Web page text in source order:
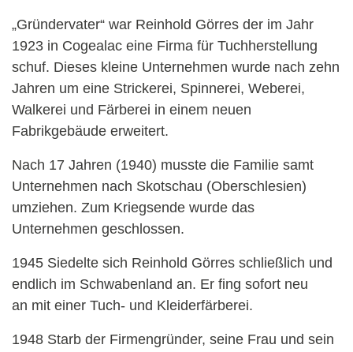
„Gründervater“ war Reinhold Görres der im Jahr
1923 in Cogealac eine Firma für Tuchherstellung
schuf. Dieses kleine Unternehmen wurde nach zehn
Jahren um eine Strickerei, Spinnerei, Weberei,
Walkerei und Färberei in einem neuen
Fabrikgebäude erweitert.
Nach 17 Jahren (1940) musste die Familie samt
Unternehmen nach Skotschau (Oberschlesien)
umziehen. Zum Kriegsende wurde das
Unternehmen geschlossen.
1945 Siedelte sich Reinhold Görres schließlich und
endlich im Schwabenland an. Er fing sofort neu
an mit einer Tuch- und Kleiderfärberei.
1948 Starb der Firmengründer, seine Frau und sein